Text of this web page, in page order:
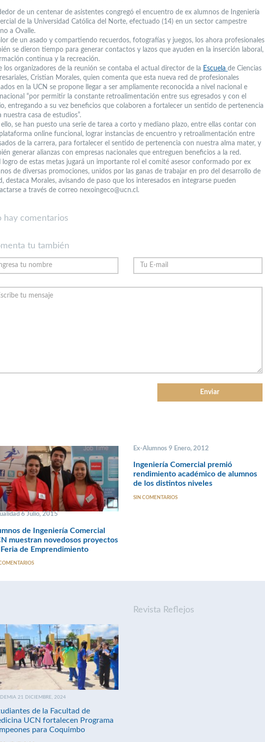
de un centenar de asistentes congregó el encuentro de ex alumnos de Ingeniería
de la Universidad Católica del Norte, efectuado (14) en un sector campestre
a Ovalle.
de un asado y compartiendo recuerdos, fotografías y juegos, los ahora profesionales
se dieron tiempo para generar contactos y lazos que ayuden en la inserción laboral,
continua y la recreación.
los organizadores de la reunión se contaba el actual director de la Escuela de Ciencias
Cristian Morales, quien comenta que esta nueva red de profesionales
en la UCN se propone llegar a ser ampliamente reconocida a nivel nacional e
“por permitir la constante retroalimentación entre sus egresados y con el
entregando a su vez beneficios que colaboren a fortalecer un sentido de pertenencia
nuestra casa de estudios”.
ello, se han puesto una serie de tarea a corto y mediano plazo, entre ellas contar con
online funcional, lograr instancias de encuentro y retroalimentación entre
de la carrera, para fortalecer el sentido de pertenencia con nuestra alma mater, y
generar alianzas con empresas nacionales que entreguen beneficios a la red.
logro de estas metas jugará un importante rol el comité asesor conformado por ex
de diversas promociones, unidos por las ganas de trabajar en pro del desarrollo de
destaca Morales, avisando de paso que los interesados en integrarse pueden
a través de correo nexoingeco@ucn.cl.
hay comentarios
tu también
6 Julio, 2015
de Ingeniería Comercial
muestran novedosos proyectos
de Emprendimiento
Ex-Alumnos 9 Enero, 2012
Ingeniería Comercial premió
rendimiento académico de alumnos
de los distintos niveles
SIN COMENTARIOS
21 DICIEMBRE, 2024
de la Facultad de
UCN fortalecen Programa
para Coquimbo
Revista Reflejos